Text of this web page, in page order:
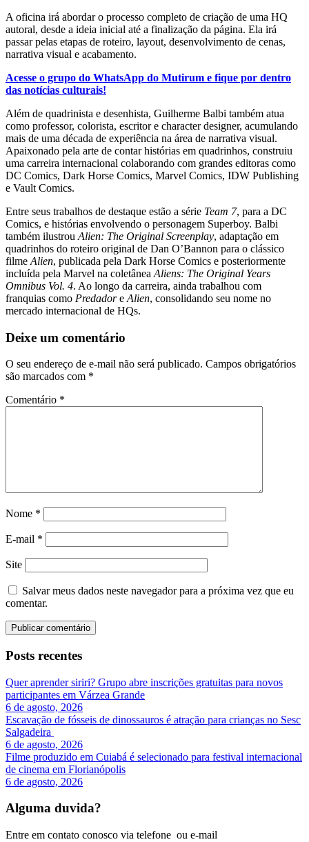
A oficina irá abordar o processo completo de criação de uma HQ
autoral, desde a ideia inicial até a finalização da página. Ela irá
passar pelas etapas de roteiro, layout, desenvolvimento de cenas,
narrativa visual e acabamento.
Acesse o grupo do WhatsApp do Mutirum e fique por dentro
das notícias culturais!
Além de quadrinista e desenhista, Guilherme Balbi também atua
como professor, colorista, escritor e character designer, acumulando
mais de uma década de experiência na área de narrativa visual.
Apaixonado pela arte de contar histórias em quadrinhos, construiu
uma carreira internacional colaborando com grandes editoras como
DC Comics, Dark Horse Comics, Marvel Comics, IDW Publishing
e Vault Comics.
Entre seus trabalhos de destaque estão a série Team 7, para a DC
Comics, e histórias envolvendo o personagem Superboy. Balbi
também ilustrou Alien: The Original Screenplay, adaptação em
quadrinhos do roteiro original de Dan O’Bannon para o clássico
filme Alien, publicada pela Dark Horse Comics e posteriormente
incluída pela Marvel na coletânea Aliens: The Original Years
Omnibus Vol. 4. Ao longo da carreira, ainda trabalhou com
franquias como Predadore Alien, consolidando seu nome no
mercado internacional de HQs.
Deixe um comentário
O seu endereço de e-mail não será publicado. Campos obrigatórios
são marcados com *
Comentário *
Nome *
E-mail *
Site
Salvar meus dados neste navegador para a próxima vez que eu
comentar.
Posts recentes
Quer aprender siriri? Grupo abre inscrições gratuitas para novos
participantes em Várzea Grande
6 de agosto, 2026
Escavação de fósseis de dinossauros é atração para crianças no Sesc
Salgadeira
6 de agosto, 2026
Filme produzido em Cuiabá é selecionado para festival internacional
de cinema em Florianópolis
6 de agosto, 2026
Alguma duvida?
Entre em contato conosco via telefone ou e-mail